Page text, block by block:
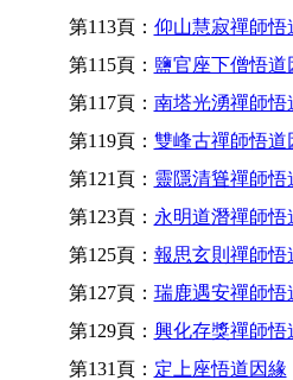
第113頁： 仰山慧寂禪師悟
第115頁： 鹽官座下僧悟道
第117頁： 南塔光湧禪師悟
第119頁： 雙峰古禪師悟道
第121頁： 靈隱清聳禪師悟
第123頁： 永明道潛禪師悟
第125頁： 報思玄則禪師悟
第127頁： 瑞鹿遇安禪師悟
第129頁： 興化存獎禪師悟
第131頁： 定上座悟道因緣